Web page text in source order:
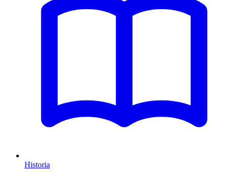
Historia